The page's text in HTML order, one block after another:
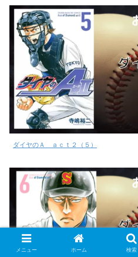
ダイヤのＡ ａｃｔ２（５）
メニュー ホーム 検索